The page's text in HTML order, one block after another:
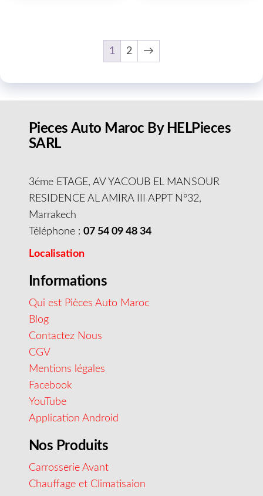
1 2 →
Pieces Auto Maroc By HELPieces
SARL
3éme ETAGE, AV YACOUB EL MANSOUR
RESIDENCE AL AMIRA III APPT N°32,
Marrakech
Téléphone : 07 54 09 48 34
Localisation
Informations
Qui est Pièces Auto Maroc
Blog
Contactez Nous
CGV
Mentions légales
Facebook
YouTube
Application Android
Nos Produits
Carrosserie Avant
Chauffage et Climatisaion